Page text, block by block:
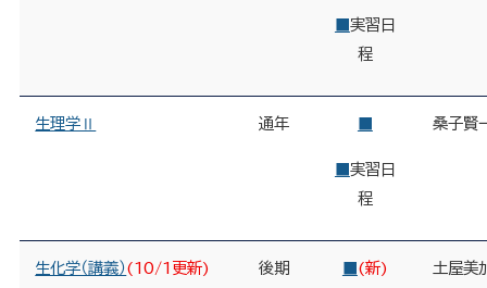
■実習日
程
生理学Ⅱ 通年
■実習日
程
桑子賢
生化学（講義）(10/1更新) 後期 (新)
土屋美